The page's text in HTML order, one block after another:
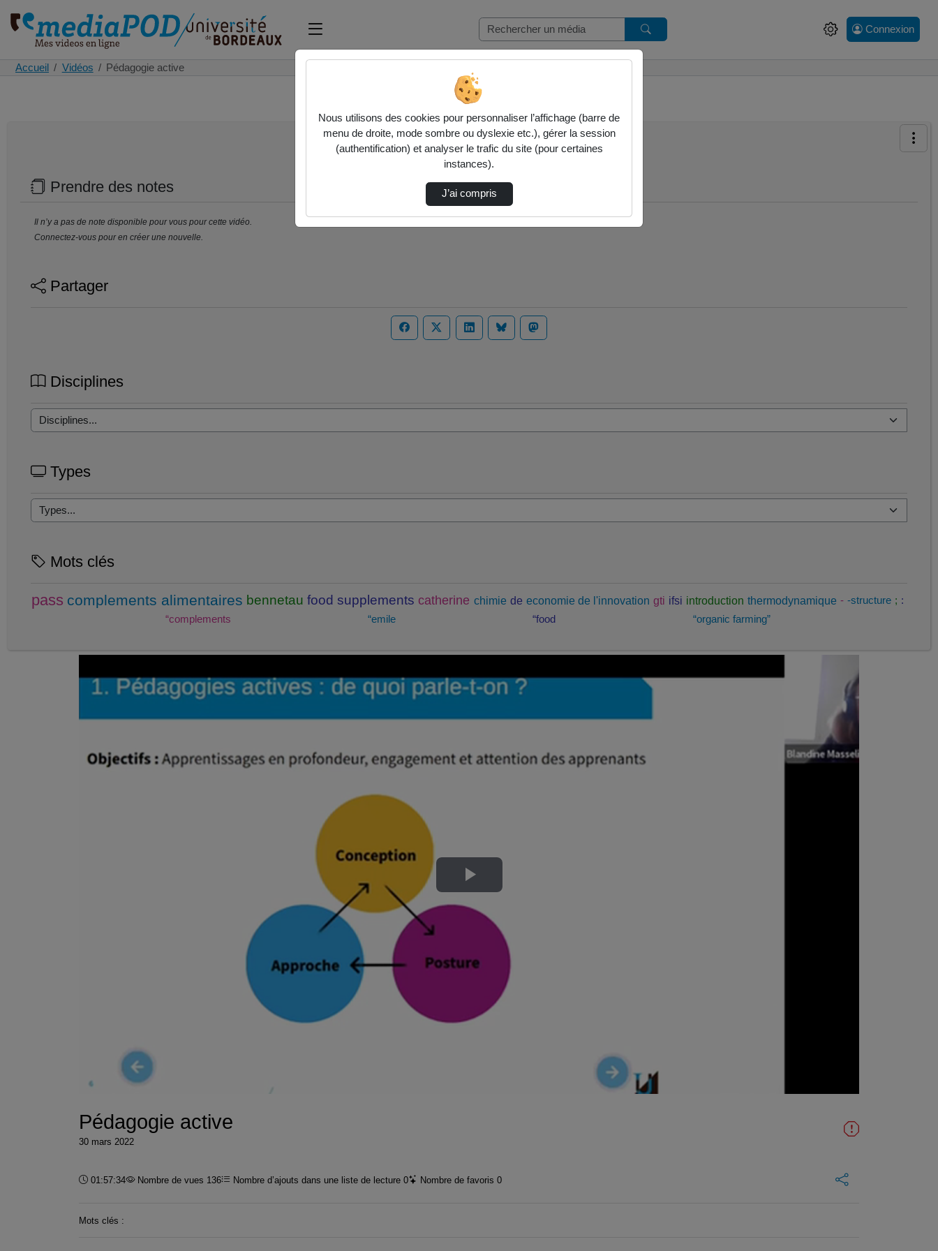
Connexion
Accueil Vidéos Pédagogie active
Prendre des notes
Il n’y a pas de note disponible pour vous pour cette vidéo.
Connectez-vous pour en créer une nouvelle.
Partager
Disciplines
Types
Mots clés
pass complements alimentaires bennetau food supplements catherine chimie de economie de l'innovation gti ifsi introduction thermodynamique - -structure ; :
“complements
“emile “food “organic farming”
Lire
vidéo
Pédagogie active
30 mars 2022
Durée :
01:57:34 Nombre de vues 136 Nombre d’ajouts dans une liste de lecture 0 Nombre de favoris 0
Mots clés :
Nous utilisons des cookies pour personnaliser l’affichage (barre de
menu de droite, mode sombre ou dyslexie etc.), gérer la session
(authentification) et analyser le trafic du site (pour certaines
instances).
J’ai compris